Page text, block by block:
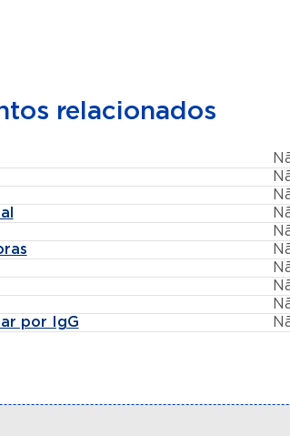
relacionados
por IgG